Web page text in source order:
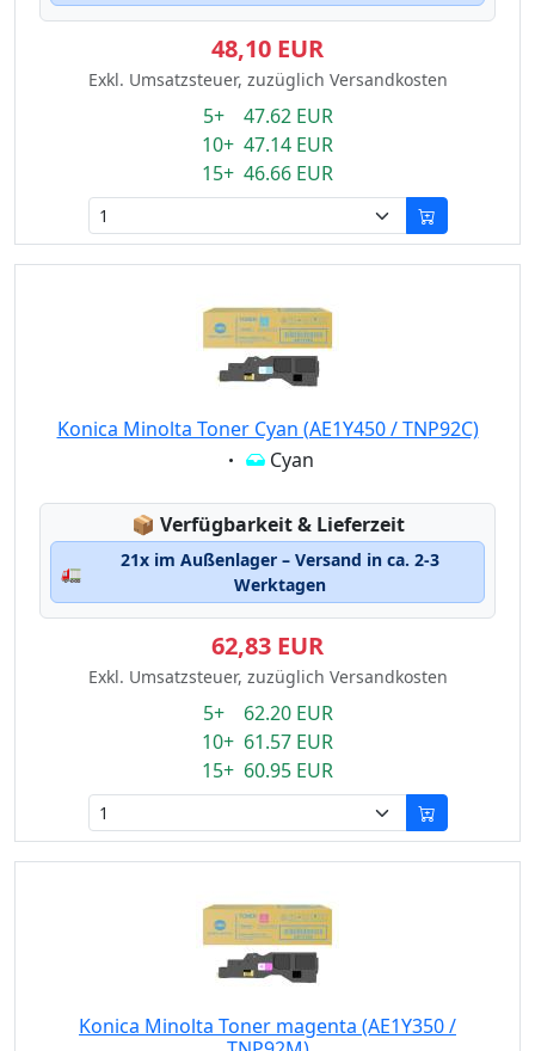
48,10 EUR
Exkl. Umsatzsteuer, zuzüglich Versandkosten
5+ 47.62 EUR
10+ 47.14 EUR
15+ 46.66 EUR
Konica Minolta Toner Cyan (AE1Y450 / TNP92C)
Eigenschaft:
Cyan
📦 Lagerstatus:
Verfügbarkeit & Lieferzeit
🚛
21x im Außenlager – Versand in ca. 2-3
Werktagen
62,83 EUR
Exkl. Umsatzsteuer, zuzüglich Versandkosten
5+ 62.20 EUR
10+ 61.57 EUR
15+ 60.95 EUR
Konica Minolta Toner magenta (AE1Y350 /